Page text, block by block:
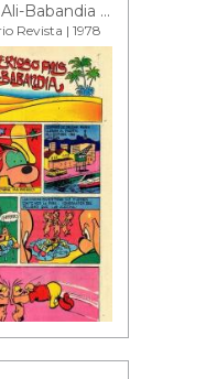
El misterioso país de Ali-Babandia ep. 6
Revista | 1978